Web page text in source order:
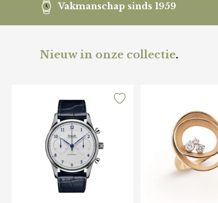
Vakmanschap sinds 1959
Nieuw in onze collectie.